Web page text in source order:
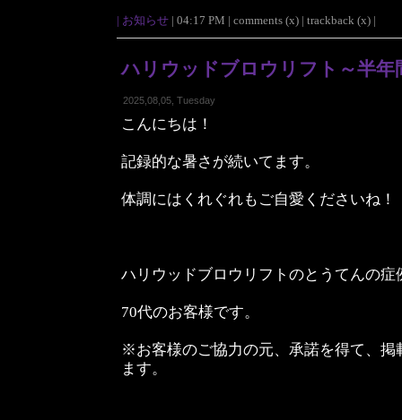
| お知らせ | 04:17 PM | comments (x) | trackback (x) |
ハリウッドブロウリフト～半年
2025,08,05, Tuesday
こんにちは！
記録的な暑さが続いてます。
体調にはくれぐれもご自愛くださいね！
ハリウッドブロウリフトのとうてんの症
70代のお客様です。
※お客様のご協力の元、承諾を得て、掲
ます。